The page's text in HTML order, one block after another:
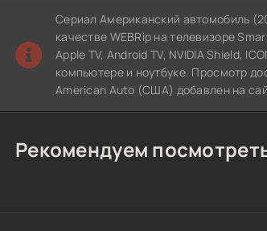
Сериал Американский автомобиль
качестве WEBRip на телевизоре
Apple TV, Android TV, NVIDIA Shield,
компьютере и ноутбуке. Просмотр
American Auto (США) добавлен на
Рекомендуем